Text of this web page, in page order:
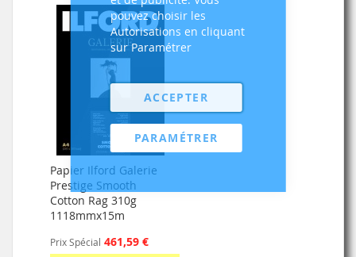
pouvez choisir les
Autorisations en cliquant
sur Paramétrer
ACCEPTER
PARAMÉTRER
Papier Ilford Galerie
Prestige Smooth
Cotton Rag 310g
1118mmx15m
Prix Spécial 461,59 €